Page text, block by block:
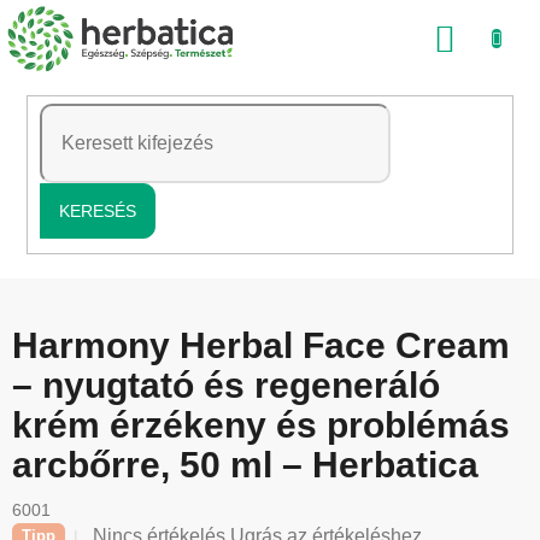
Ugrás
a
tartalomhoz
KERESÉS
Harmony Herbal Face Cream
– nyugtató és regeneráló
krém érzékeny és problémás
arcbőrre, 50 ml – Herbatica
6001
Tipp
A
Nincs értékelés Ugrás az értékeléshez